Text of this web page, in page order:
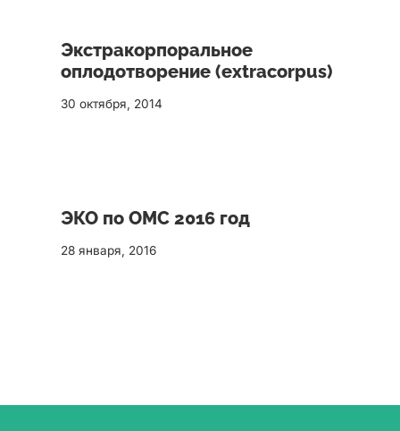
Экстракорпоральное
оплодотворение (extracorpus)
30 октября, 2014
ЭКО по ОМС 2016 год
28 января, 2016